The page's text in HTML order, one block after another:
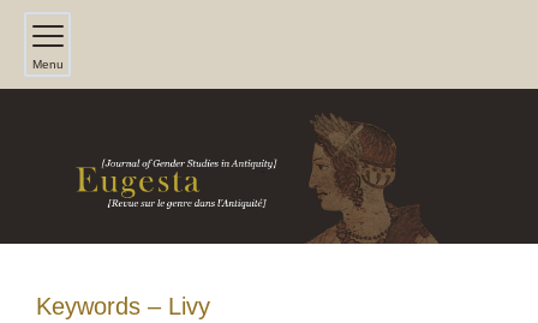
Menu
Keywords – Livy